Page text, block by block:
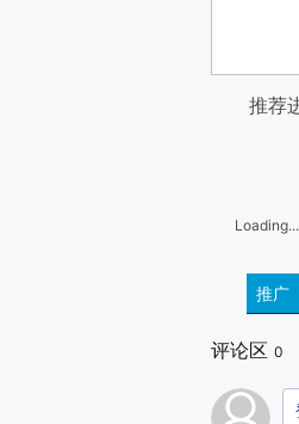
推荐
Loading...
推广
评论区 0